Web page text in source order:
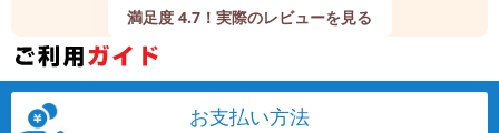
満足度 4.7！実際のレビューを見る
お支払い方法